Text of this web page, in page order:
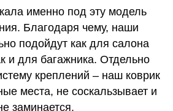
именно под эту модель
Благодаря чему, наши
подойдут как для салона
и для багажника. Отдельно
креплений – наш коврик
места, не соскальзывает и
заминается.